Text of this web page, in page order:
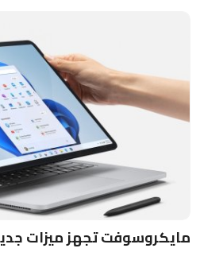
صور وفنون
معرض الصور
التوجيهي
مايكروسوفت تجهز ميزات